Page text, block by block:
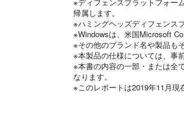
帰属します。
※ハミングヘッズディフェンス
※Windowsは、米国Microsoft
※その他のブランド名や製品も
※本製品の仕様については、事
※本書の内容の一部・または全
なります。
※このレポートは2019年11月現